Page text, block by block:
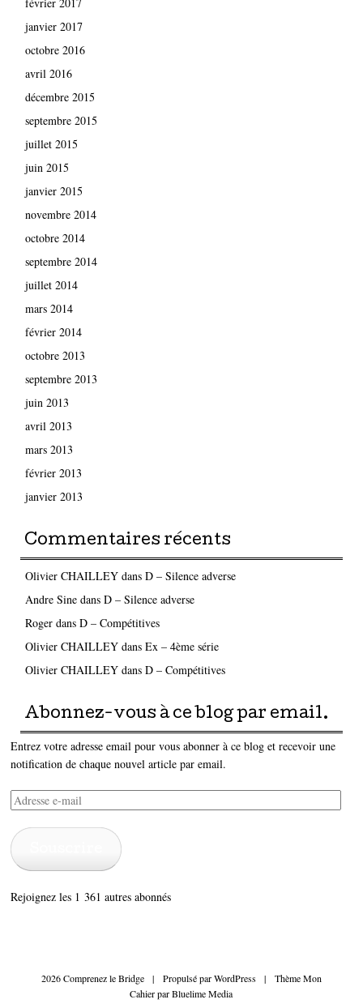
janvier 2017
octobre 2016
avril 2016
décembre 2015
septembre 2015
juillet 2015
juin 2015
janvier 2015
novembre 2014
octobre 2014
septembre 2014
juillet 2014
mars 2014
février 2014
octobre 2013
septembre 2013
juin 2013
avril 2013
mars 2013
février 2013
janvier 2013
Commentaires récents
Olivier CHAILLEYdans D – Silence adverse
Andre Sinedans D – Silence adverse
Rogerdans D – Compétitives
Olivier CHAILLEYdans Ex – 4ème série
Olivier CHAILLEYdans D – Compétitives
Abonnez-vous à ce blog par email.
Entrez votre adresse email pour vous abonner à ce blog et recevoir une
notification de chaque nouvel article par email.
Adresse
e-
mail
Rejoignez les 1 361 autres abonnés
2026 Comprenez le Bridge | Propulsé parWordPress |
Thème Mon
Cahier parBluelime Media